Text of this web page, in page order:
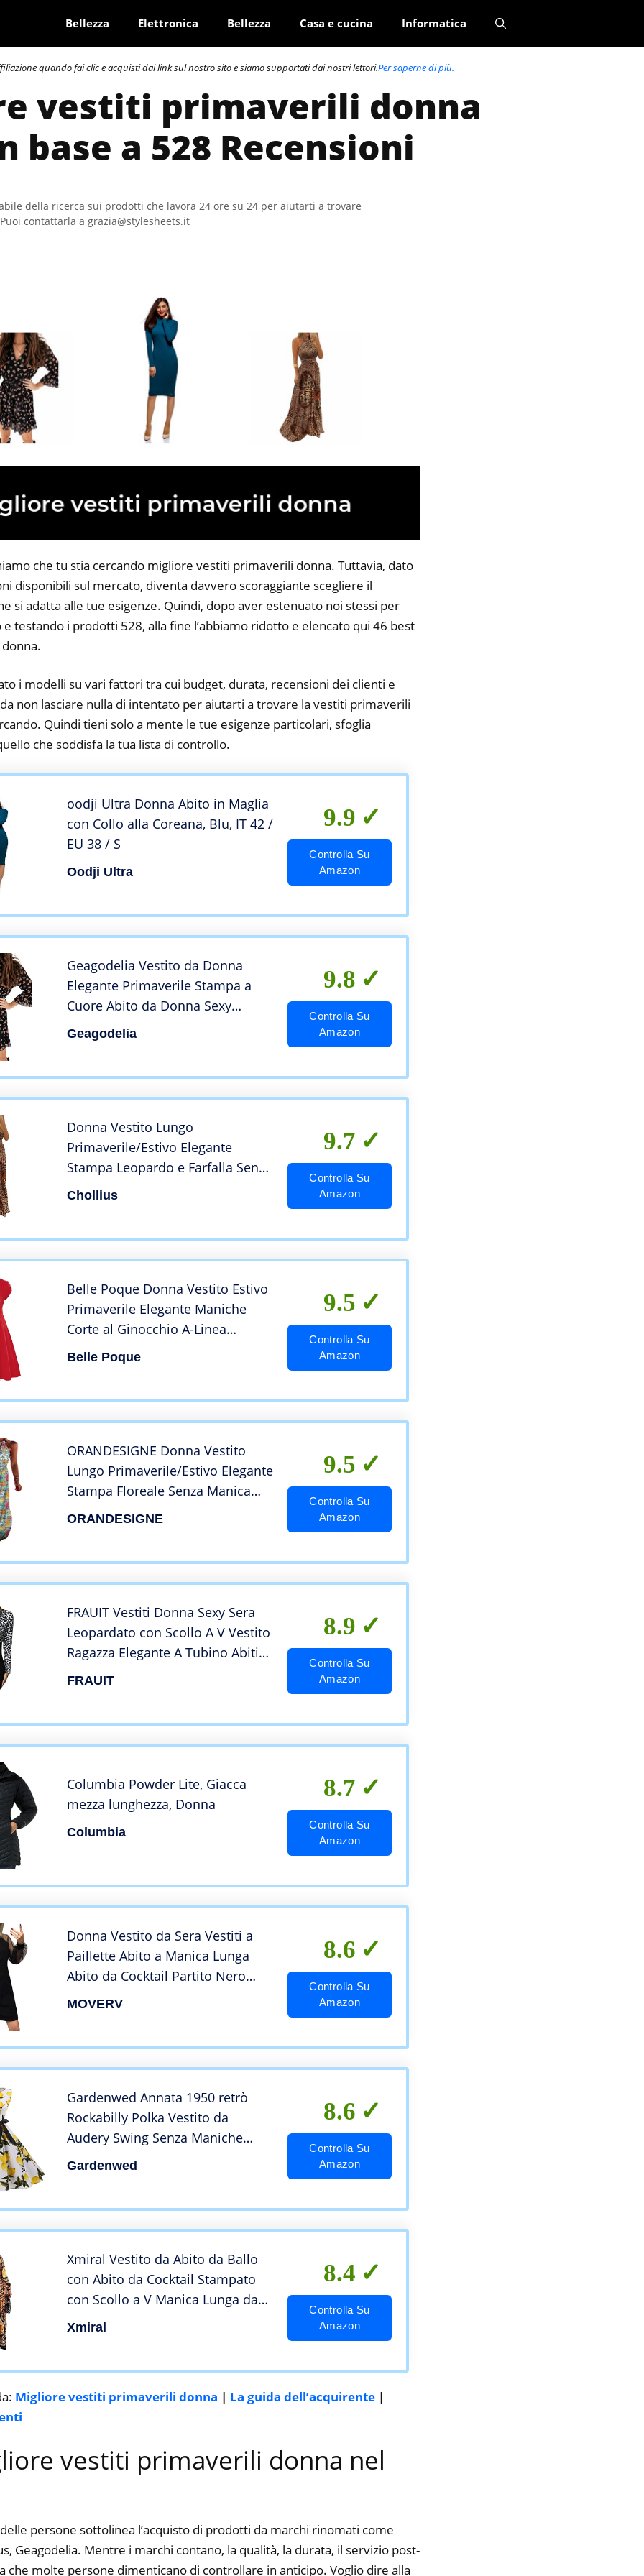
Bellezza Elettronica Bellezza Casa e cucina Informatica
quando fai clic e acquisti dai link sul nostro sito e siamo supportati dai nostri lettori.Per saperne di più.
vestiti primaverili donna
base a 528 Recensioni
della ricerca sui prodotti che lavora 24 ore su 24 per aiutarti a trovare
contattarla a grazia@stylesheets.it
che tu stia cercando migliore vestiti primaverili donna. Tuttavia, dato
disponibili sul mercato, diventa davvero scoraggiante scegliere il
si adatta alle tue esigenze. Quindi, dopo aver estenuato noi stessi per
testando i prodotti 528, alla fine l’abbiamo ridotto e elencato qui 46 best
i modelli su vari fattori tra cui budget, durata, recensioni dei clienti e
non lasciare nulla di intentato per aiutarti a trovare la vestiti primaverili
Quindi tieni solo a mente le tue esigenze particolari, sfoglia
che soddisfa la tua lista di controllo.
oodji Ultra Donna Abito in Maglia
con Collo alla Coreana, Blu, IT 42 /
EU 38 / S
Oodji Ultra
9.9
Controlla Su
Amazon
Geagodelia Vestito da Donna
Elegante Primaverile Stampa a
Cuore Abito da Donna Sexy
Maniche Lunghe Scollo a V
Regalo S-XXL (Rosa, M)
Geagodelia
9.8
Controlla Su
Amazon
Donna Vestito Lungo
Primaverile/Estivo Elegante
Stampa Leopardo e Farfalla Senza
Manica Scollo all ‘Americana
Chollius
9.7
Controlla Su
Amazon
Belle Poque Donna Vestito Estivo
Primaverile Elegante Maniche
Corte al Ginocchio A-Linea
Classico Vintage retrò bp347-1
Belle Poque
9.5
Controlla Su
Amazon
ORANDESIGNE Donna Vestito
Lungo Primaverile/Estivo Elegante
Stampa Floreale Senza Manica
Scollo all ‘Americana Abito Senza
ORANDESIGNE
9.5
Controlla Su
Amazon
FRAUIT Vestiti Donna Sexy Sera
Leopardato con Scollo A V Vestito
Ragazza Elegante A Tubino Abiti
Eleganti Manica Lunga
FRAUIT
8.9
Controlla Su
Amazon
Columbia Powder Lite, Giacca
mezza lunghezza, Donna
Columbia
8.7
Controlla Su
Amazon
Donna Vestito da Sera Vestiti a
Paillette Abito a Manica Lunga
Abito da Cocktail Partito Nero
Business Dress Abito Vintage
MOVERV
8.6
Controlla Su
Amazon
Gardenwed Annata 1950 retrò
Rockabilly Polka Vestito da
Audery Swing Senza Maniche
Abito da Cocktail Partito Lemon
Gardenwed
8.6
Controlla Su
Amazon
Xmiral Vestito da Abito da Ballo
con Abito da Cocktail Stampato
con Scollo a V Manica Lunga da
Donna (M,Giallo)
Xmiral
8.4
Controlla Su
Amazon
Migliore vestiti primaverili donna | La guida dell’acquirente |
vestiti primaverili donna nel
persone sottolinea l’acquisto di prodotti da marchi rinomati come
Geagodelia. Mentre i marchi contano, la qualità, la durata, il servizio post-
che molte persone dimenticano di controllare in anticipo. Voglio dire alla